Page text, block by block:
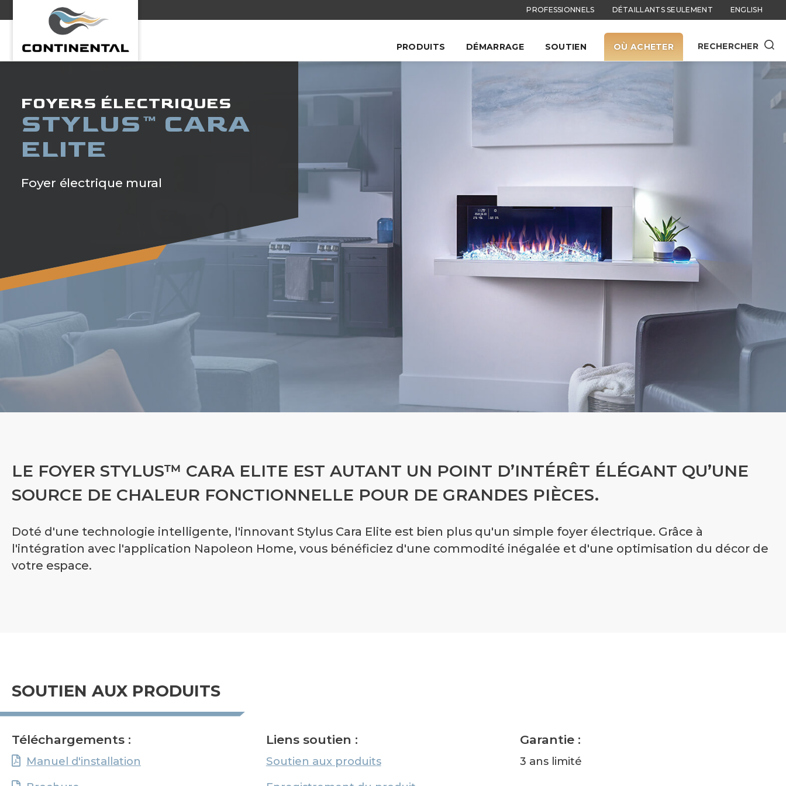
PROFESSIONNELS DÉTAILLANTS SEULEMENT ENGLISH
PRODUITS DÉMARRAGE SOUTIEN OÙ ACHETER RECHERCHER
FOYERS ÉLECTRIQUES
STYLUS™ CARA
ELITE
Foyer électrique mural
LE FOYER STYLUS™ CARA ELITE EST AUTANT UN POINT D’INTÉRÊT ÉLÉGANT QU’UNE
SOURCE DE CHALEUR FONCTIONNELLE POUR DE GRANDES PIÈCES.
Doté d'une technologie intelligente, l'innovant Stylus Cara Elite est bien plus qu'un simple foyer électrique. Grâce à
l'intégration avec l'application Napoleon Home, vous bénéficiez d'une commodité inégalée et d'une optimisation du décor de
votre espace.
SOUTIEN AUX PRODUITS
Téléchargements :
Manuel d'installation
Liens soutien :
Soutien aux produits
Garantie :
3 ans limité